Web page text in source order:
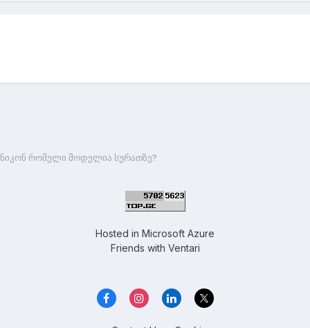
ნიკონ რომელი მოდელია სურათზე?
Hosted in Microsoft Azure
Friends with Ventari